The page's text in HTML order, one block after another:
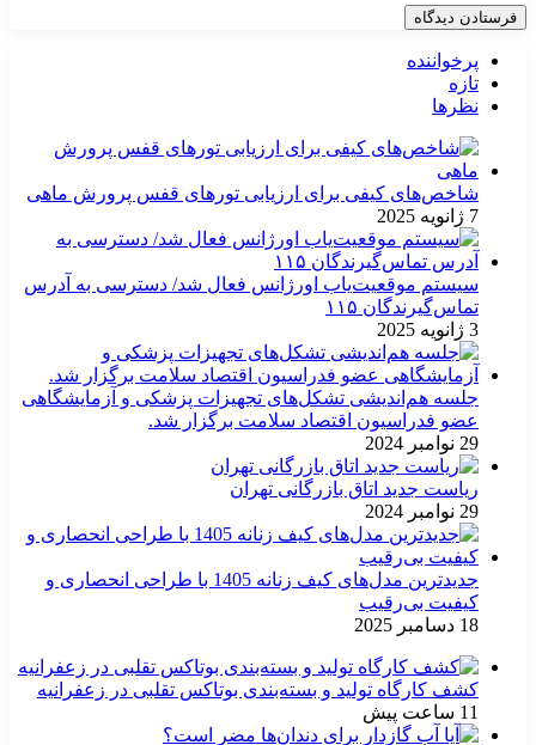
پرخواننده
تازه
نظرها
شاخص‌های کیفی برای ارزیابی تورهای قفس پرورش ماهی
7 ژانویه 2025
سیستم موقعیت‌یاب اورژانس فعال شد/ دسترسی به آدرس
تماس‌گیرندگان ۱۱۵
3 ژانویه 2025
جلسه هم‌اندیشی تشکل‌های تجهیزات پزشکی و آزمایشگاهی
عضو فدراسیون اقتصاد سلامت برگزار شد.
29 نوامبر 2024
ریاست جدید اتاق بازرگانی تهران
29 نوامبر 2024
جدیدترین مدل‌های کیف زنانه 1405 با طراحی انحصاری و
کیفیت بی‌رقیب
18 دسامبر 2025
کشف کارگاه تولید و بسته‌بندی بوتاکس تقلبی در زعفرانیه
11 ساعت پیش